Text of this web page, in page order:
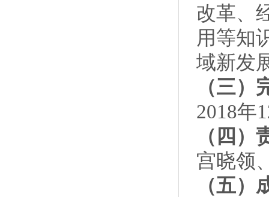
改革、
用等知
域新发
（三）
2018年
（四）
宫晓领
（五）